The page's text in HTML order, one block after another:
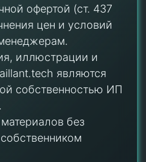
офертой (ст. 437
цен и условий
иллюстрации и
являются
собственностью ИП
без